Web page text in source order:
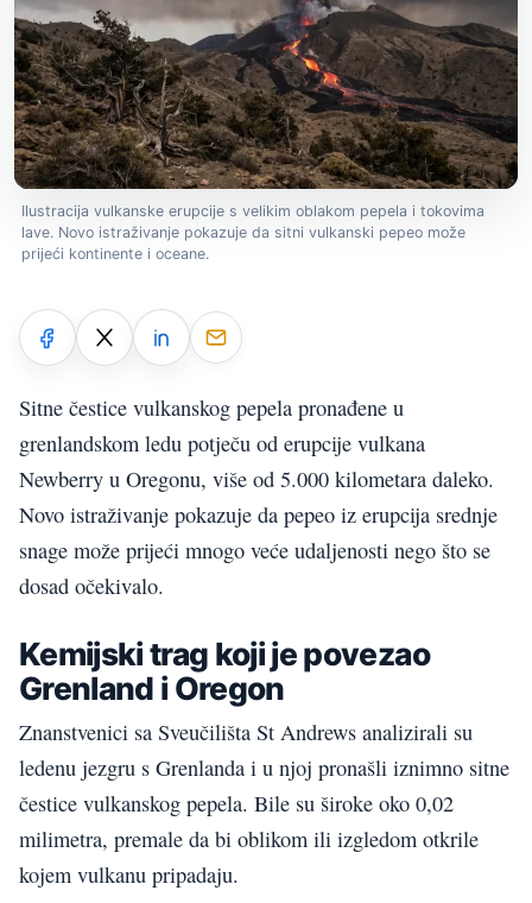
Ilustracija vulkanske erupcije s velikim oblakom pepela i tokovima
lave. Novo istraživanje pokazuje da sitni vulkanski pepeo može
prijeći kontinente i oceane.
Sitne čestice vulkanskog pepela pronađene u
grenlandskom ledu potječu od erupcije vulkana
Newberry u Oregonu, više od 5.000 kilometara daleko.
Novo istraživanje pokazuje da pepeo iz erupcija srednje
snage može prijeći mnogo veće udaljenosti nego što se
dosad očekivalo.
Kemijski trag koji je povezao
Grenland i Oregon
Znanstvenici sa Sveučilišta St Andrews analizirali su
ledenu jezgru s Grenlanda i u njoj pronašli iznimno sitne
čestice vulkanskog pepela. Bile su široke oko 0,02
milimetra, premale da bi oblikom ili izgledom otkrile
kojem vulkanu pripadaju.